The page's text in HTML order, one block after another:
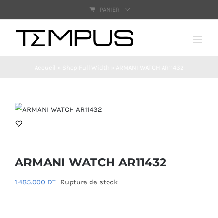
au
contenu
PANIER
ARMANI WATCH AR11432
1,485.000 DT Rupture de stock